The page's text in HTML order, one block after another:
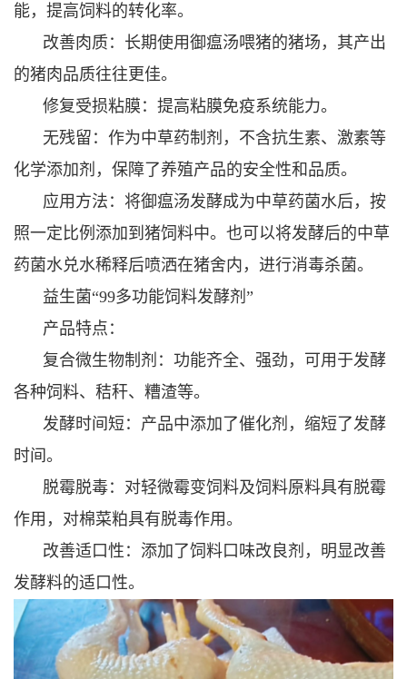
能，提高饲料的转化率。
改善肉质：长期使用御瘟汤喂猪的猪场，其产出
的猪肉品质往往更佳。
修复受损粘膜：提高粘膜免疫系统能力。
无残留：作为中草药制剂，不含抗生素、激素等
化学添加剂，保障了养殖产品的安全性和品质。
应用方法：将御瘟汤发酵成为中草药菌水后，按
照一定比例添加到猪饲料中。也可以将发酵后的中草
药菌水兑水稀释后喷洒在猪舍内，进行消毒杀菌。
益生菌“99多功能饲料发酵剂”
产品特点：
复合微生物制剂：功能齐全、强劲，可用于发酵
各种饲料、秸秆、糟渣等。
发酵时间短：产品中添加了催化剂，缩短了发酵
时间。
脱霉脱毒：对轻微霉变饲料及饲料原料具有脱霉
作用，对棉菜粕具有脱毒作用。
改善适口性：添加了饲料口味改良剂，明显改善
发酵料的适口性。